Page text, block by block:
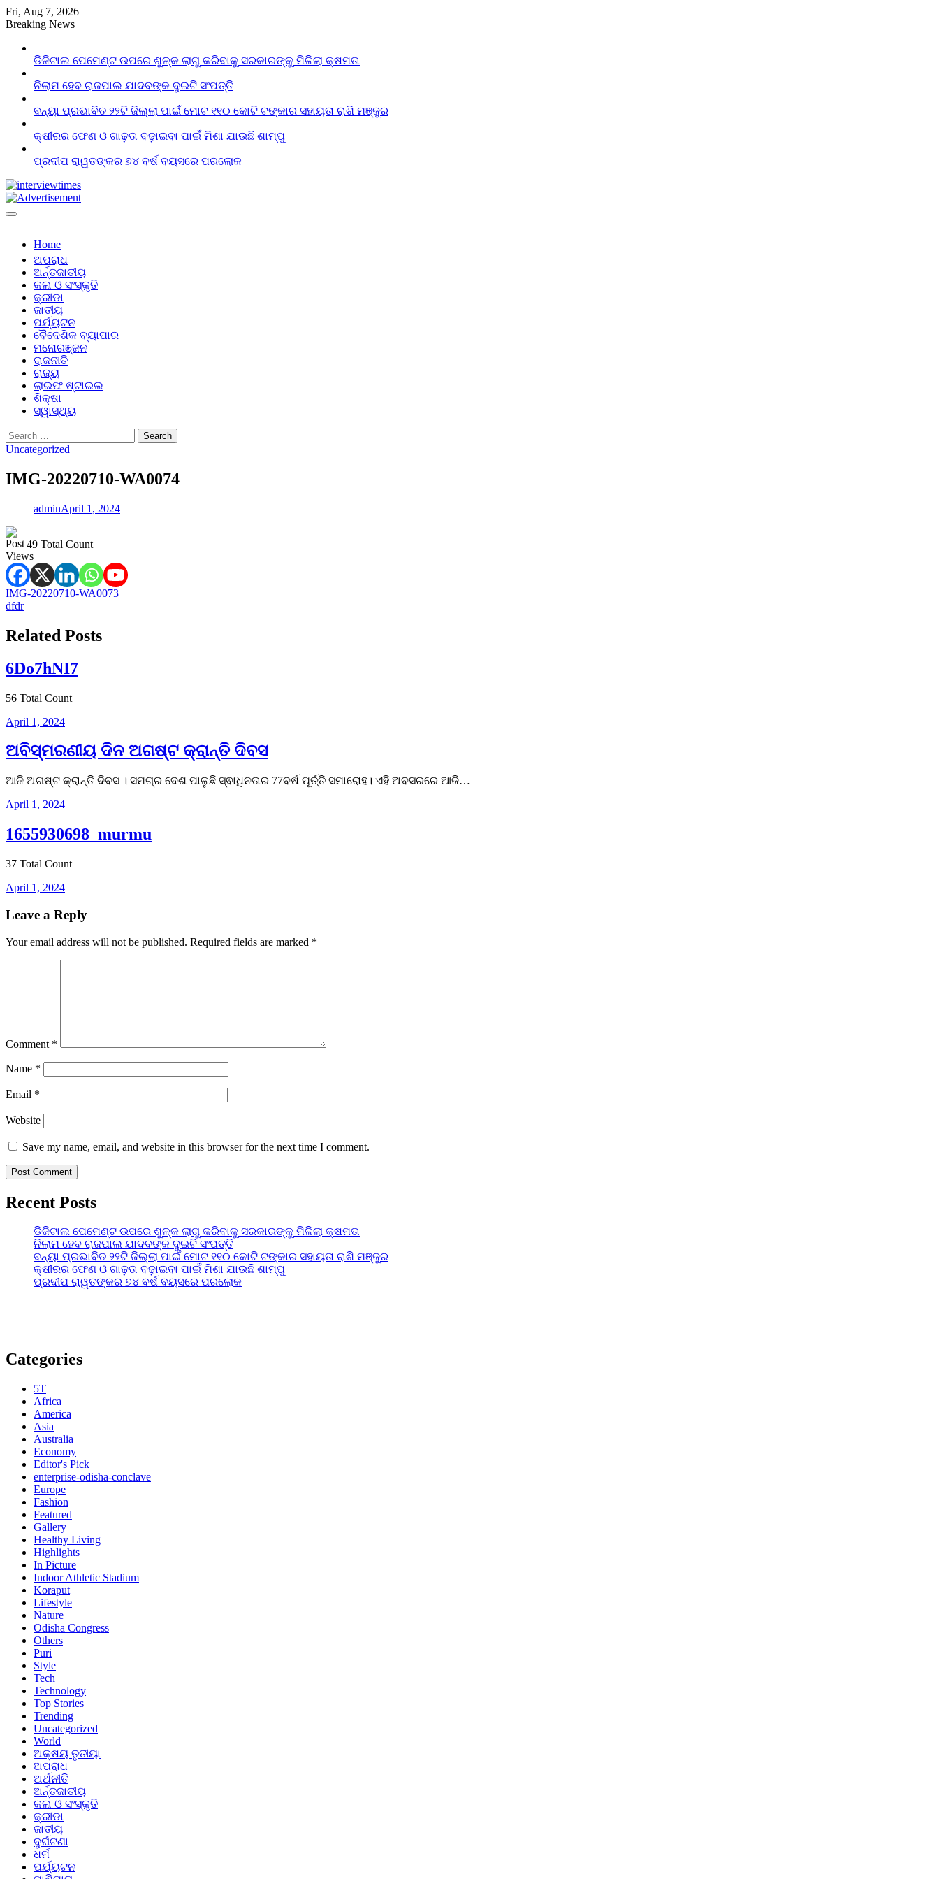
Skip
to
Fri, Aug 7, 2026
Breaking News
ଡିଜିଟାଲ ପେମେଣ୍ଟ ଉପରେ ଶୁଳ୍କ ଲାଗୁ କରିବାକୁ ସରକାରଙ୍କୁ ମିଳିଲା କ୍ଷମତା
ନିଲାମ ହେବ ରାଜପାଲ ଯାଦବଙ୍କ ଦୁଇଟି ସଂପତ୍ତି
ବନ୍ୟା ପ୍ରଭାବିତ ୨୨ଟି ଜିଲ୍ଲା ପାଇଁ ମୋଟ ୧୧୦ କୋଟି ଟଙ୍କାର ସହାୟତା ରାଶି ମଞ୍ଜୁର
କ୍ଷୀରର ଫେଣ ଓ ଗାଢ଼ତା ବଢ଼ାଇବା ପାଇଁ ମିଶା ଯାଉଛି ଶାମ୍ପୁ
ପ୍ରଦୀପ ରାୱତଙ୍କର ୭୪ ବର୍ଷ ବୟସରେ ପରଲୋକ
Home
ଅପରାଧ
ଅର୍ନ୍ତଜାତୀୟ
କଳା ଓ ସଂସ୍କୃତି
କ୍ରୀଡା
ଜାତୀୟ
ପର୍ଯ୍ୟଟନ
ବୈଦେଶିକ ବ୍ୟାପାର
ମନୋରଞ୍ଜନ
ରାଜନୀତି
ରାଜ୍ୟ
ଲାଇଫ ଷ୍ଟାଇଲ
ଶିକ୍ଷା
ସ୍ୱାସ୍ଥ୍ୟ
Search
for:
Uncategorized
IMG-20220710-WA0074
adminApril 1, 2024
49 Total Count
Post
navigation
IMG-20220710-WA0073
dfdr
Related Posts
6Do7hNI7
56 Total Count
April 1, 2024
ଅବିସ୍ମରଣୀୟ ଦିନ ଅଗଷ୍ଟ କ୍ରାନ୍ତି ଦିବସ
ଆଜି ଅଗଷ୍ଟ କ୍ରାନ୍ତି ଦିବସ । ସମଗ୍ର ଦେଶ ପାଳୁଛି ସ୍ଵାଧିନତାର 77ବର୍ଷ ପୂର୍ତ୍ତି ସମାରୋହ। ଏହି ଅବସରରେ ଆଜି…
April 1, 2024
1655930698_murmu
37 Total Count
April 1, 2024
Leave a Reply
Your email address will not be published. Required fields are marked *
Comment *
Name *
Email *
Website
Save my name, email, and website in this browser for the next time I comment.
Recent Posts
ଡିଜିଟାଲ ପେମେଣ୍ଟ ଉପରେ ଶୁଳ୍କ ଲାଗୁ କରିବାକୁ ସରକାରଙ୍କୁ ମିଳିଲା କ୍ଷମତା
ନିଲାମ ହେବ ରାଜପାଲ ଯାଦବଙ୍କ ଦୁଇଟି ସଂପତ୍ତି
ବନ୍ୟା ପ୍ରଭାବିତ ୨୨ଟି ଜିଲ୍ଲା ପାଇଁ ମୋଟ ୧୧୦ କୋଟି ଟଙ୍କାର ସହାୟତା ରାଶି ମଞ୍ଜୁର
କ୍ଷୀରର ଫେଣ ଓ ଗାଢ଼ତା ବଢ଼ାଇବା ପାଇଁ ମିଶା ଯାଉଛି ଶାମ୍ପୁ
ପ୍ରଦୀପ ରାୱତଙ୍କର ୭୪ ବର୍ଷ ବୟସରେ ପରଲୋକ
Categories
5T
Africa
America
Asia
Australia
Economy
Editor's Pick
enterprise-odisha-conclave
Europe
Fashion
Featured
Gallery
Healthy Living
Highlights
In Picture
Indoor Athletic Stadium
Koraput
Lifestyle
Nature
Odisha Congress
Others
Puri
Style
Tech
Technology
Top Stories
Trending
Uncategorized
World
ଅକ୍ଷୟ ତୃତୀୟା
ଅପରାଧ
ଅର୍ଥନୀତି
ଅର୍ନ୍ତଜାତୀୟ
କଳା ଓ ସଂସ୍କୃତି
କ୍ରୀଡା
ଜାତୀୟ
ଦୁର୍ଘଟଣା
ଧର୍ମ
ପର୍ଯ୍ୟଟନ